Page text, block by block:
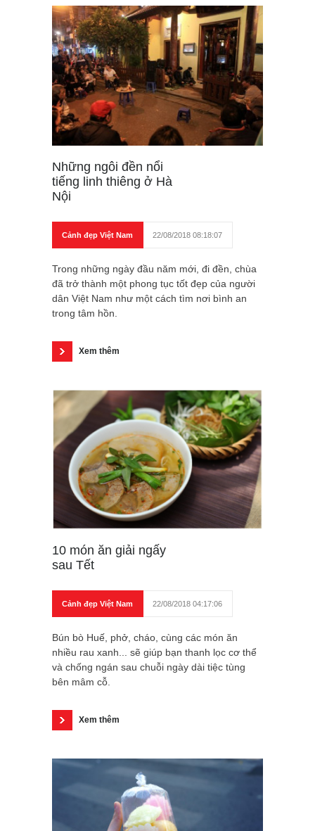
Những ngôi đền nổi
tiếng linh thiêng ở Hà
Nội
Cảnh đẹp Việt Nam 22/08/2018 08:18:07
Trong những ngày đầu năm mới, đi đền, chùa
đã trở thành một phong tục tốt đẹp của người
dân Việt Nam như một cách tìm nơi bình an
trong tâm hồn.
Xem thêm
10 món ăn giải ngấy
sau Tết
Cảnh đẹp Việt Nam 22/08/2018 04:17:06
Bún bò Huế, phở, cháo, cùng các món ăn
nhiều rau xanh... sẽ giúp bạn thanh lọc cơ thể
và chống ngán sau chuỗi ngày dài tiệc tùng
bên mâm cỗ.
Xem thêm